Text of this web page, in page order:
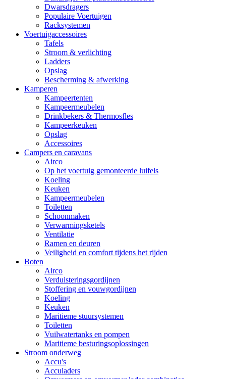
Dwarsdragers
Populaire Voertuigen
Racksystemen
Voertuigaccessoires
Tafels
Stroom & verlichting
Ladders
Opslag
Bescherming & afwerking
Kamperen
Kampeertenten
Kampeermeubelen
Drinkbekers & Thermosfles
Kampeerkeuken
Opslag
Accessoires
Campers en caravans
Airco
Op het voertuig gemonteerde luifels
Koeling
Keuken
Kampeermeubelen
Toiletten
Schoonmaken
Verwarmingsketels
Ventilatie
Ramen en deuren
Veiligheid en comfort tijdens het rijden
Boten
Airco
Verduisteringsgordijnen
Stoffering en vouwgordijnen
Koeling
Keuken
Maritieme stuursystemen
Toiletten
Vuilwatertanks en pompen
Maritieme besturingsoplossingen
Stroom onderweg
Accu's
Acculaders